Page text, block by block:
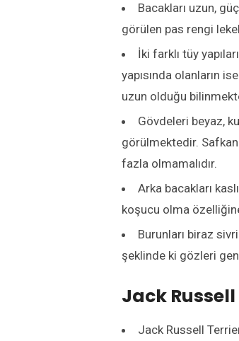
Bacakları uzun,
görülen pas rengi
İki farklı tüy
yapısında olanların
uzun olduğu
Gövdeleri beyaz,
görülmektedir.
fazla olmamalıdır.
Arka bacakları
koşucu olma
Burunları biraz
şeklinde ki gözleri
Jack
Jack Russell